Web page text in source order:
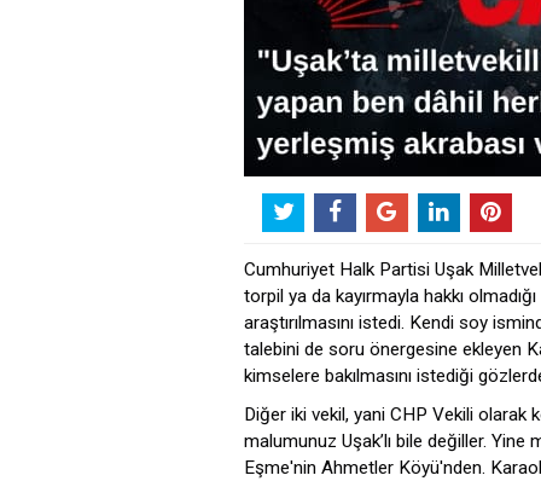
Cumhuriyet Halk Partisi Uşak
torpil ya da kayırmayla hakkı
araştırılmasını istedi. Kendi soy
talebini de soru önergesine ekleyen
kimselere bakılmasını istediği
Diğer iki vekil, yani CHP Vekili olarak
malumunuz Uşak’lı bile değiller.
Eşme'nin Ahmetler Köyü'nden.